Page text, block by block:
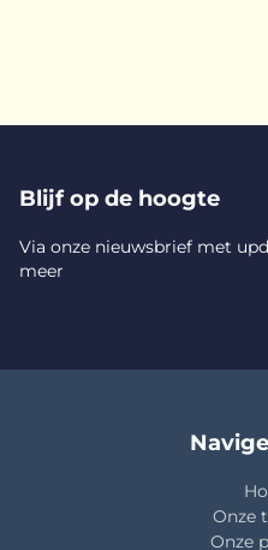
Blijf op de hoogte
Via onze nieuwsbrief met
meer
Onze
Onze